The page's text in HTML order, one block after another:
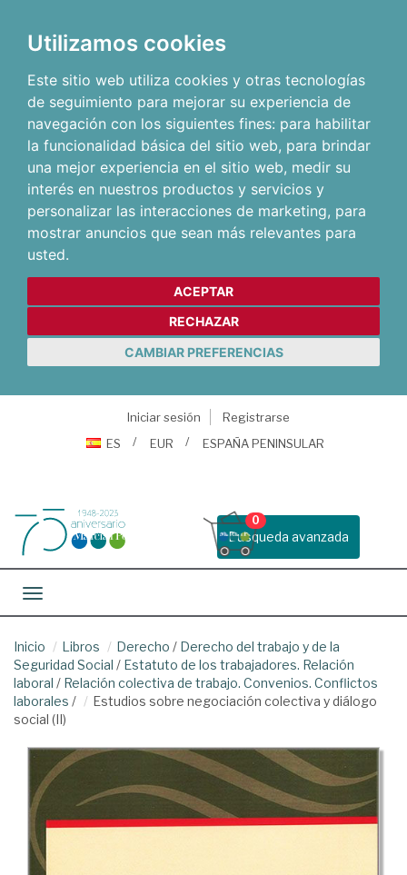
Utilizamos cookies
Este sitio web utiliza cookies y otras tecnologías
de seguimiento para mejorar su experiencia de
navegación con los siguientes fines: para habilitar
la funcionalidad básica del sitio web, para brindar
una mejor experiencia en el sitio web, medir su
interés en nuestros productos y servicios y
personalizar las interacciones de marketing, para
mostrar anuncios que sean más relevantes para
usted.
ACEPTAR
RECHAZAR
CAMBIAR PREFERENCIAS
Iniciar sesión
Registrarse
ES
EUR ESPAÑA PENINSULAR
Busqueda avanzada
0
Toggle navigation
Inicio Libros Derecho / Derecho del trabajo y de la
Seguridad Social / Estatuto de los trabajadores. Relación
laboral / Relación colectiva de trabajo. Convenios. Conflictos
laborales /
Estudios sobre negociación colectiva y diálogo
social (II)